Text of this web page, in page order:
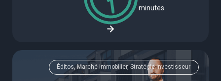
minutes
Éditos, Marché immobilier, Stratégie investisseur